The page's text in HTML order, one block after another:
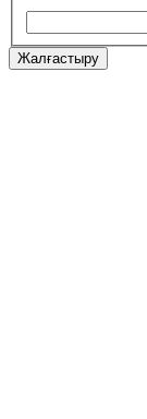
Жалғастыру